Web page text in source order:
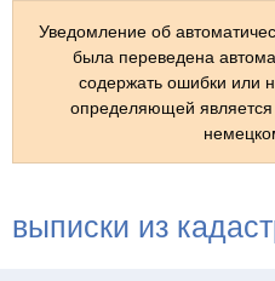
Уведомление об
была переведена
содержать ошибки или
определяющей
выписки из